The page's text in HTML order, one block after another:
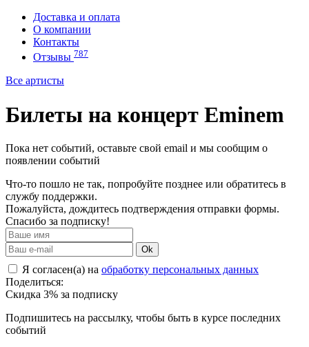
Доставка и оплата
О компании
Контакты
Отзывы 787
Все артисты
Билеты на концерт Eminem
Пока нет событий, оставьте свой email и мы сообщим о
появлении событий
Что-то пошло не так, попробуйте позднее или обратитесь в
службу поддержки.
Пожалуйста, дождитесь подтверждения отправки формы.
Спасибо за подписку!
Ok
Я согласен(а) на обработку персональных данных
Поделиться:
Скидка 3% за подписку
Подпишитесь на рассылку, чтобы быть в курсе последних
событий